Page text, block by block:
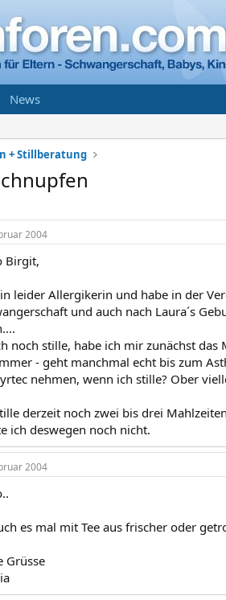
News
+ Stillberatung
2004
Birgit,
leider Allergikerin und habe in der
und auch nach Laura´s
noch stille, habe ich mir zunächst
- geht manchmal echt bis zum
nehmen, wenn ich stille? Ober
derzeit noch zwei bis drei
ich deswegen noch nicht.
2004
es mal mit Tee aus frischer oder
Grüsse